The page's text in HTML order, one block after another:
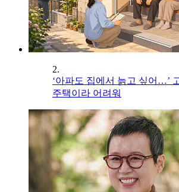
2.
‘아파도 집에서 늙고 싶어…’
주택이라 어려워